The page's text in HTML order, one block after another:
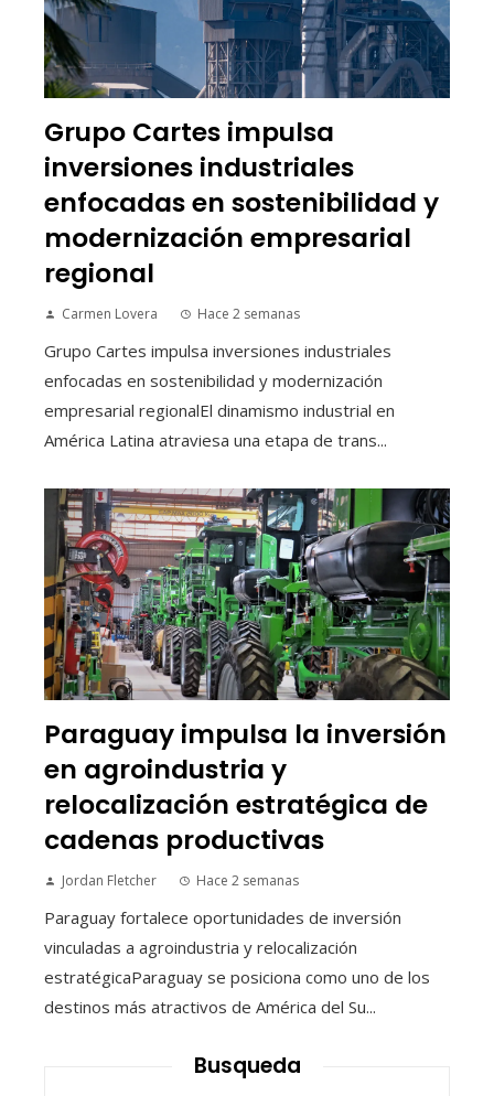
Grupo Cartes impulsa
inversiones industriales
enfocadas en sostenibilidad y
modernización empresarial
regional
Carmen Lovera Hace 2 semanas
Grupo Cartes impulsa inversiones industriales
enfocadas en sostenibilidad y modernización
empresarial regionalEl dinamismo industrial en
América Latina atraviesa una etapa de trans...
Paraguay impulsa la inversión
en agroindustria y
relocalización estratégica de
cadenas productivas
Jordan Fletcher Hace 2 semanas
Paraguay fortalece oportunidades de inversión
vinculadas a agroindustria y relocalización
estratégicaParaguay se posiciona como uno de los
destinos más atractivos de América del Su...
Busqueda